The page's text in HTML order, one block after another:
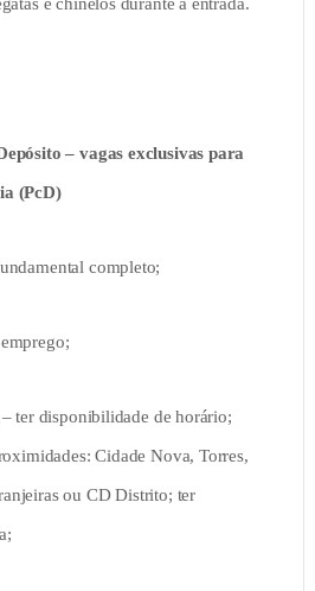
– vagas exclusivas para
(PcD)
completo;
ter disponibilidade de horário;
Cidade Nova, Torres,
ou CD Distrito; ter